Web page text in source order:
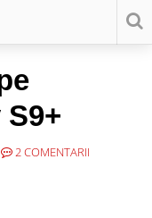
2 COMENTARII